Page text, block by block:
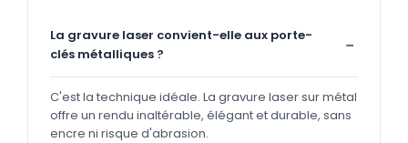
La gravure laser convient-elle aux porte-
clés métalliques ?
C'est la technique idéale. La gravure laser sur métal
offre un rendu inaltérable, élégant et durable, sans
encre ni risque d'abrasion.